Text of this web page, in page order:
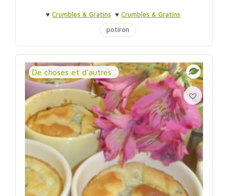
♥ Crumbles & Gratins ♥ Crumbles & Gratins
potiron
De choses et d'autres...